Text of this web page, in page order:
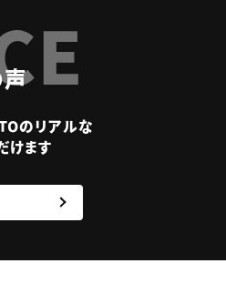
のリアルな
けます